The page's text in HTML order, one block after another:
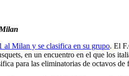
al Milan y se clasifica en su grupo. El
en un encuentro en el que los
para las eliminatorias de octavos